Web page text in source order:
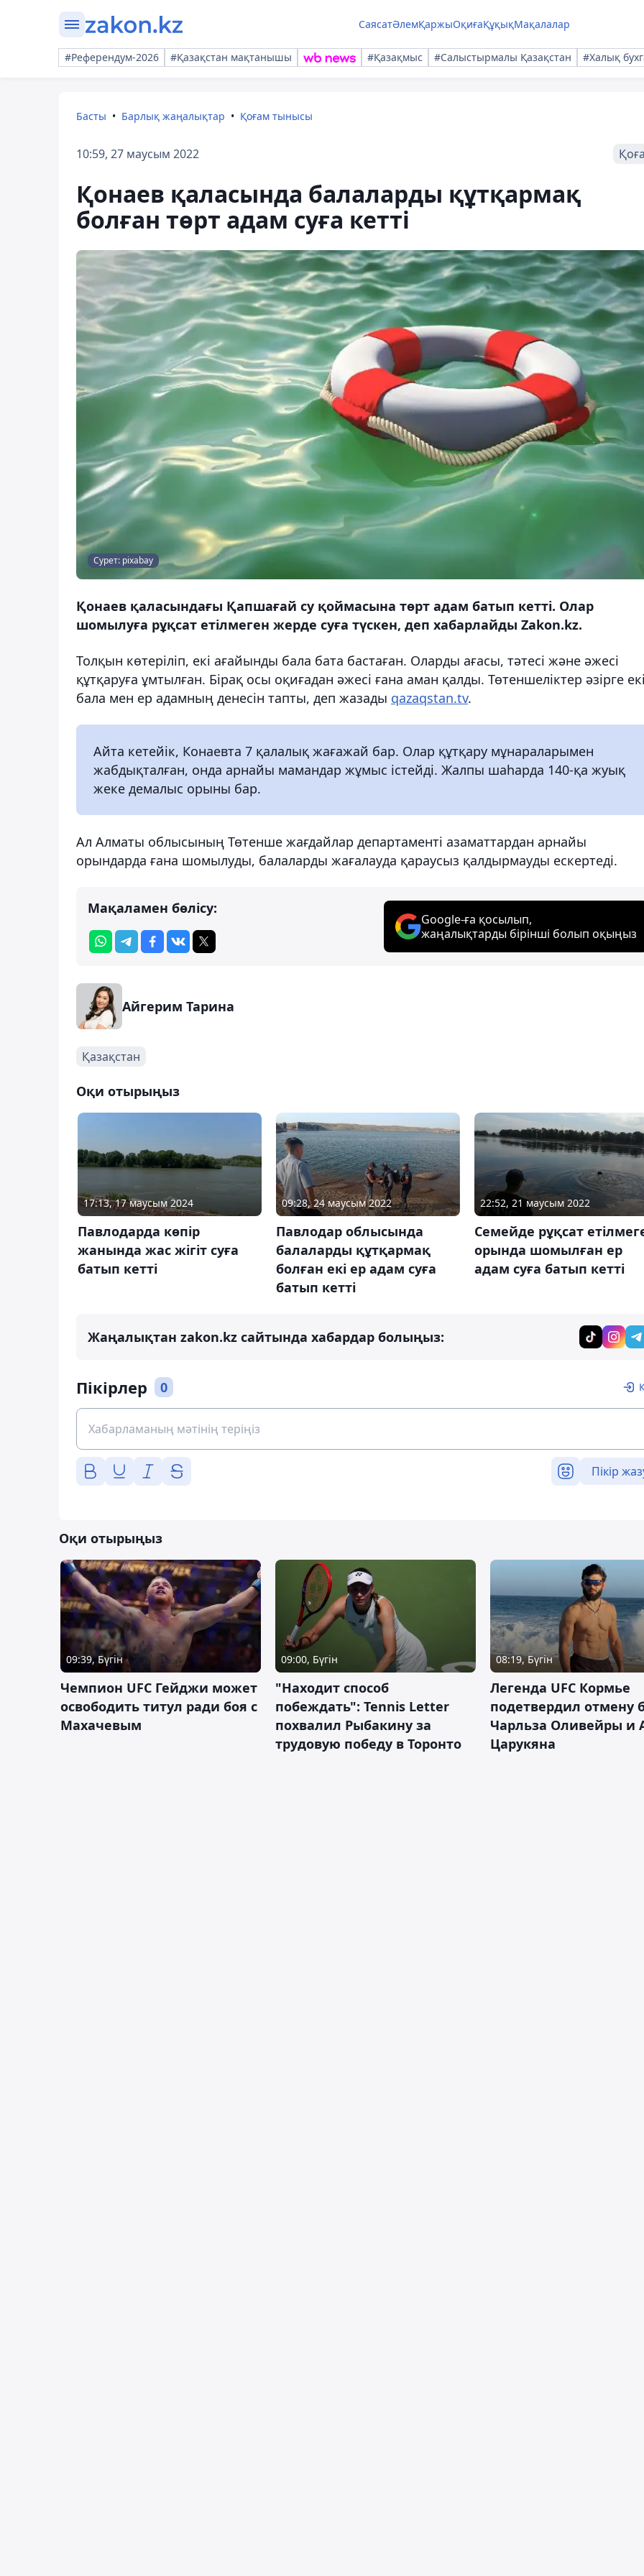
СаясатӘлемҚаржыОқиғаҚұқықМақалалар
#Референдум-2026 #Қазақстан мақтанышы #Қазақмыс #Салыстырмалы Қазақстан #Халық
Басты Барлық жаңалықтар Қоғам тынысы
10:59, 27 маусым 2022
Қонаев қаласында балаларды құтқармақ
болған төрт адам суға кетті
Сурет: pixabay
Қонаев қаласындағы Қапшағай су қоймасына төрт адам батып кетті. Олар
шомылуға рұқсат етілмеген жерде суға түскен, деп хабарлайды Zakon.kz.
Толқын көтеріліп, екі ағайынды бала бата бастаған. Оларды ағасы, тәтесі және әжесі
құтқаруға ұмтылған. Бірақ осы оқиғадан әжесі ғана аман қалды. Төтеншеліктер әзірге
бала мен ер адамның денесін тапты, деп жазады qazaqstan.tv.
Айта кетейік, Конаевта 7 қалалық жағажай бар. Олар құтқару мұнараларымен
жабдықталған, онда арнайы мамандар жұмыс істейді. Жалпы шаһарда 140-қа жуық
жеке демалыс орыны бар.
Ал Алматы облысының Төтенше жағдайлар департаменті азаматтардан арнайы
орындарда ғана шомылуды, балаларды жағалауда қараусыз қалдырмауды ескертеді.
Мақаламен бөлісу:
Google-ға қосылып,
жаңалықтарды бірінші болып оқыңыз
Айгерим Тарина
Қазақстан
Оқи отырыңыз
17:13, 17 маусым 2024
Павлодарда көпір
жанында жас жігіт суға
батып кетті
09:28, 24 маусым 2022
Павлодар облысында
балаларды құтқармақ
болған екі ер адам суға
батып кетті
22:52, 21 маусым 2022
Семейде рұқсат
орында шомылған ер
адам суға батып кетті
Жаңалықтан zakon.kz сайтында хабардар болыңыз:
Пікірлер 0
Пікір
Оқи отырыңыз
09:39, Бүгін
Чемпион UFC Гейджи может
освободить титул ради боя с
Махачевым
09:00, Бүгін
"Находит способ
побеждать": Tennis Letter
похвалил Рыбакину за
трудовую победу в Торонто
08:19, Бүгін
Легенда UFC Кормье
подетвердил отмену
Чарльза Оливейры и
Царукяна